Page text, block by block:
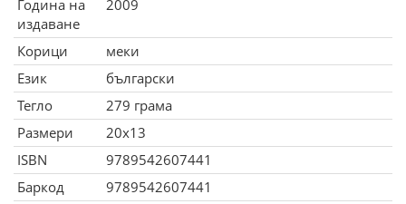
Година на
издаване
2009
Корици
меки
Език
български
Тегло
279 грама
Размери
20x13
ISBN
9789542607441
Баркод
9789542607441